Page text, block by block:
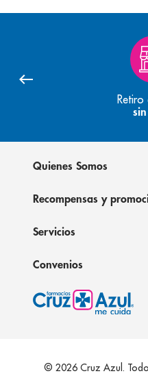
Retiro
Quienes Somos
Recompensas y
Servicios
Convenios
© 2026 Cruz Azul.